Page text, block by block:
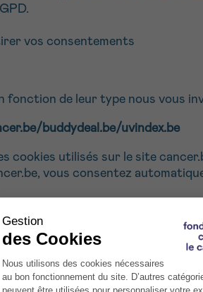
vos consentements
fonction de leur type nous vous
buddydeal.be/uvindex.be
utilisés sur le site
vous consentez